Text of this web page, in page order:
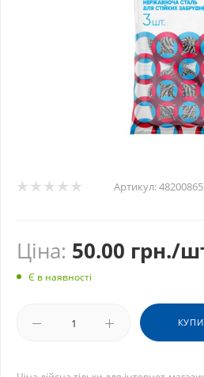
Артикул:
Ціна: 50.00 грн./
Є в наявності